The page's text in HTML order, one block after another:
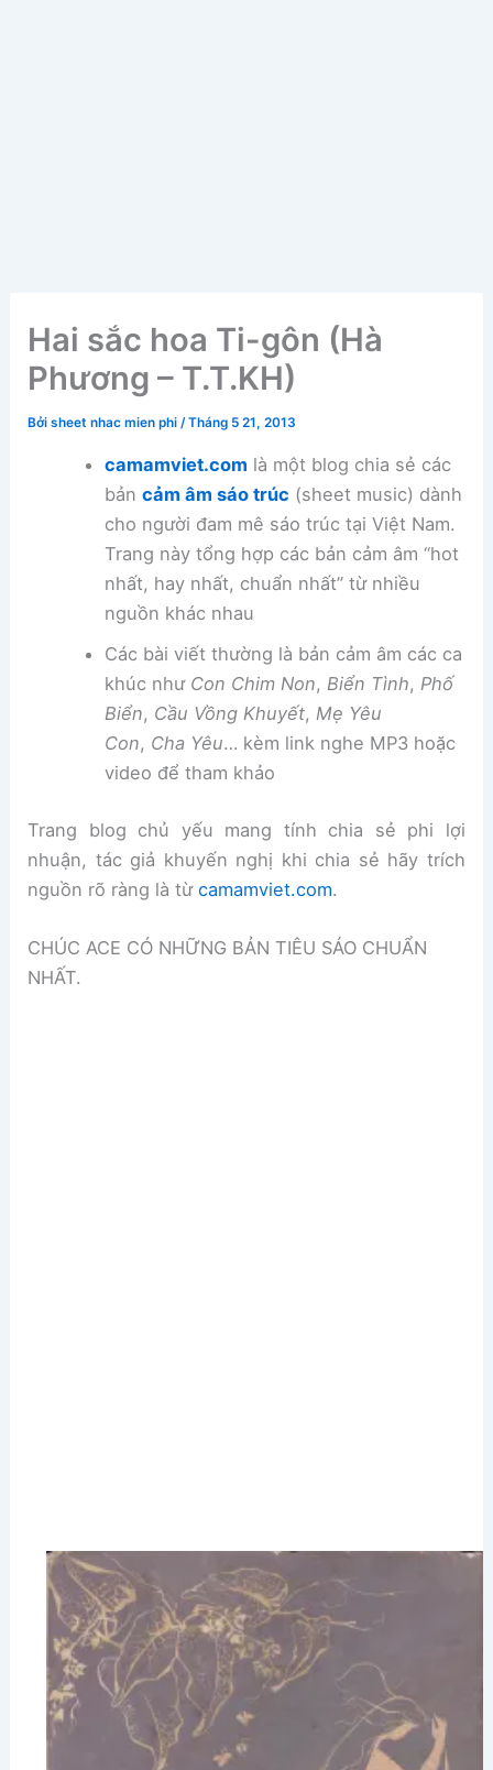
Hai sắc hoa Ti-gôn (Hà
Phương – T.T.KH)
Bởisheet nhac mien phi/Tháng 5 21, 2013
camamviet.com là một blog chia sẻ các
bản cảm âm sáo trúc (sheet music) dành
cho người đam mê sáo trúc tại Việt Nam.
Trang này tổng hợp các bản cảm âm “hot
nhất, hay nhất, chuẩn nhất” từ nhiều
nguồn khác nhau
Các bài viết thường là bản cảm âm các ca
khúc như Con Chim Non, Biển Tình, Phố
Biển, Cầu Vồng Khuyết, Mẹ Yêu
Con, Cha Yêu… kèm link nghe MP3 hoặc
video để tham khảo
Trang blog chủ yếu mang tính chia sẻ phi lợi
nhuận, tác giả khuyến nghị khi chia sẻ hãy trích
nguồn rõ ràng là từcamamviet.com.
CHÚC ACE CÓ NHỮNG BẢN TIÊU SÁO CHUẨN
NHẤT.